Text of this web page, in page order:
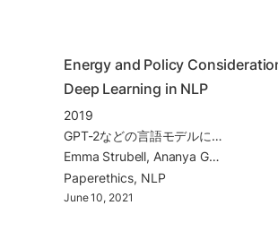
Energy and Policy
Deep Learning in NLP
2019
GPT-2などの言語モデルについて、その精度ではなく、学習時に消費している電力及び、二酸化炭素の放出量についてまとめた。この研究の試算では、例えばTransformer の学習に、一般的な自動車のライフサイクルの約5台分、アメリカ人約17人の一年分に相当するカーボンフットプリントがあることがわかった。
Emma Strubell, Ananya Ganesh, Andrew McCallum (2019)
Paperethics NLP
June 10, 2021